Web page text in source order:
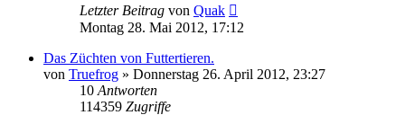
Letzter Beitrag von Quak
Montag 28. Mai 2012, 17:12
Das Züchten von Futtertieren.
von Truefrog » Donnerstag 26. April 2012, 23:27
10 Antworten
114359 Zugriffe